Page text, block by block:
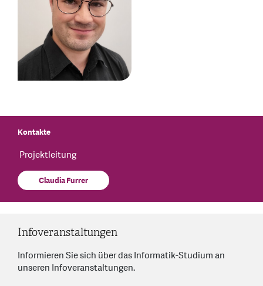
Kontakte
Projektleitung
Claudia Furrer
Infoveranstaltungen
Informieren Sie sich über das Informatik-Studium an
unseren Infoveranstaltungen.